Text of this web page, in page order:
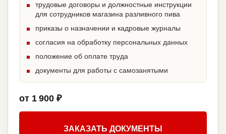
трудовые договоры и должностные инструкции
для сотрудников магазина разливного пива
приказы о назначении и кадровые журналы
согласия на обработку персональных данных
положение об оплате труда
документы для работы с самозанятыми
от 1 900 ₽
ЗАКАЗАТЬ ДОКУМЕНТЫ